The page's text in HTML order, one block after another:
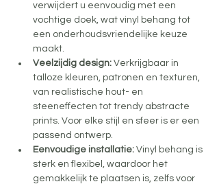
verwijdert u eenvoudig met een
vochtige doek, wat vinyl behang tot
een onderhoudsvriendelijke keuze
maakt.
Veelzijdig design: Verkrijgbaar in
talloze kleuren, patronen en texturen,
van realistische hout- en
steeneffecten tot trendy abstracte
prints. Voor elke stijl en sfeer is er een
passend ontwerp.
Eenvoudige installatie: Vinyl behang is
sterk en flexibel, waardoor het
gemakkelijk te plaatsen is, zelfs voor